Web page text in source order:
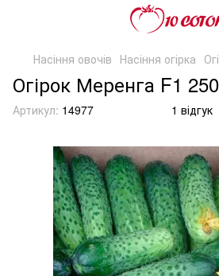
Насіння овочів Насіння огірка
Огірок Меренга F1
Артикул: 14977 1 відгук